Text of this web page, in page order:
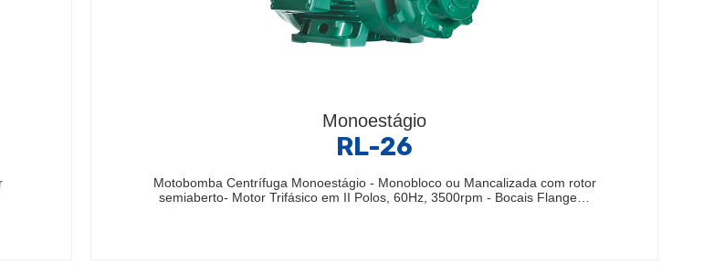
Monoestágio
RL-26
Motobomba Centrífuga Monoestágio - Monobloco ou Mancalizada com rotor
semiaberto- Motor Trifásico em II Polos, 60Hz, 3500rpm - Bocais Flange…